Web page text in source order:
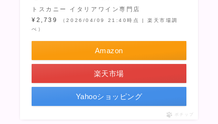
トスカニー イタリアワイン専門店
¥2,739
（2026/04/09 21:40時点 | 楽天市場調
べ）
Amazon
楽天市場
Yahooショッピング
ポチップ